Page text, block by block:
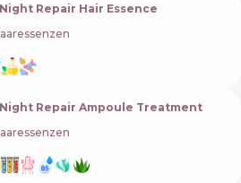
Repair Hair Essence
Repair Ampoule Treatment